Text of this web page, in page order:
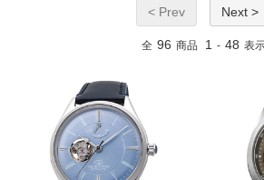
< Prev Next >
全 96 商品 1 - 48 表